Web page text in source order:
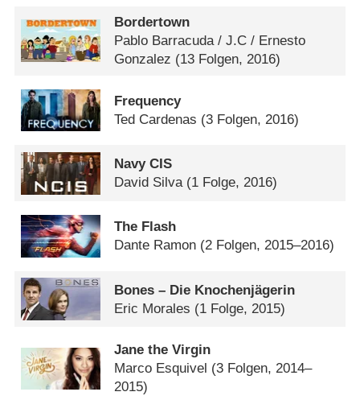
Bordertown
Pablo Barracuda /​ J.C /​ Ernesto
Gonzalez (13 Folgen, 2016)
Frequency
Ted Cardenas (3 Folgen, 2016)
Navy CIS
David Silva (1 Folge, 2016)
The Flash
Dante Ramon (2 Folgen, 2015–2016)
Bones – Die Knochenjägerin
Eric Morales (1 Folge, 2015)
Jane the Virgin
Marco Esquivel (3 Folgen, 2014–
2015)